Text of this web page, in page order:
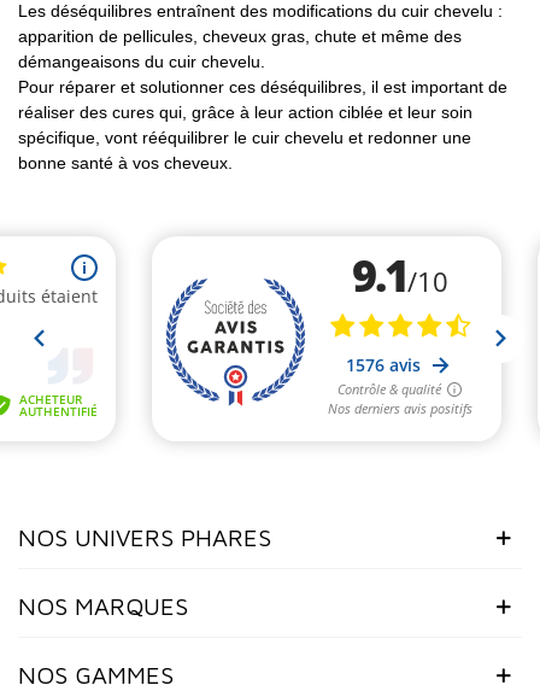
Les déséquilibres entraînent des modifications du cuir chevelu :
apparition de pellicules, cheveux gras, chute et même des
démangeaisons du cuir chevelu.
Pour réparer et solutionner ces déséquilibres, il est important de
réaliser des cures qui, grâce à leur action ciblée et leur soin
spécifique, vont rééquilibrer le cuir chevelu et redonner une
bonne santé à vos cheveux.
NOS UNIVERS PHARES
NOS MARQUES
NOS GAMMES